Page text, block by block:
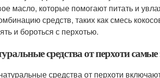
масло, которые помогают питать и
средств, таких как смесь
и бороться с перхотью.
средства от перхоти
средства от перхоти